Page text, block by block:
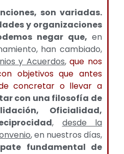
son variadas.
y organizaciones
negar que, en
han cambiado,
y Acuerdos,que nos
objetivos que antes
concretar o llevar a
con una filosofía de
Oficialidad,
, desde la
, en nuestros días,
fundamental de